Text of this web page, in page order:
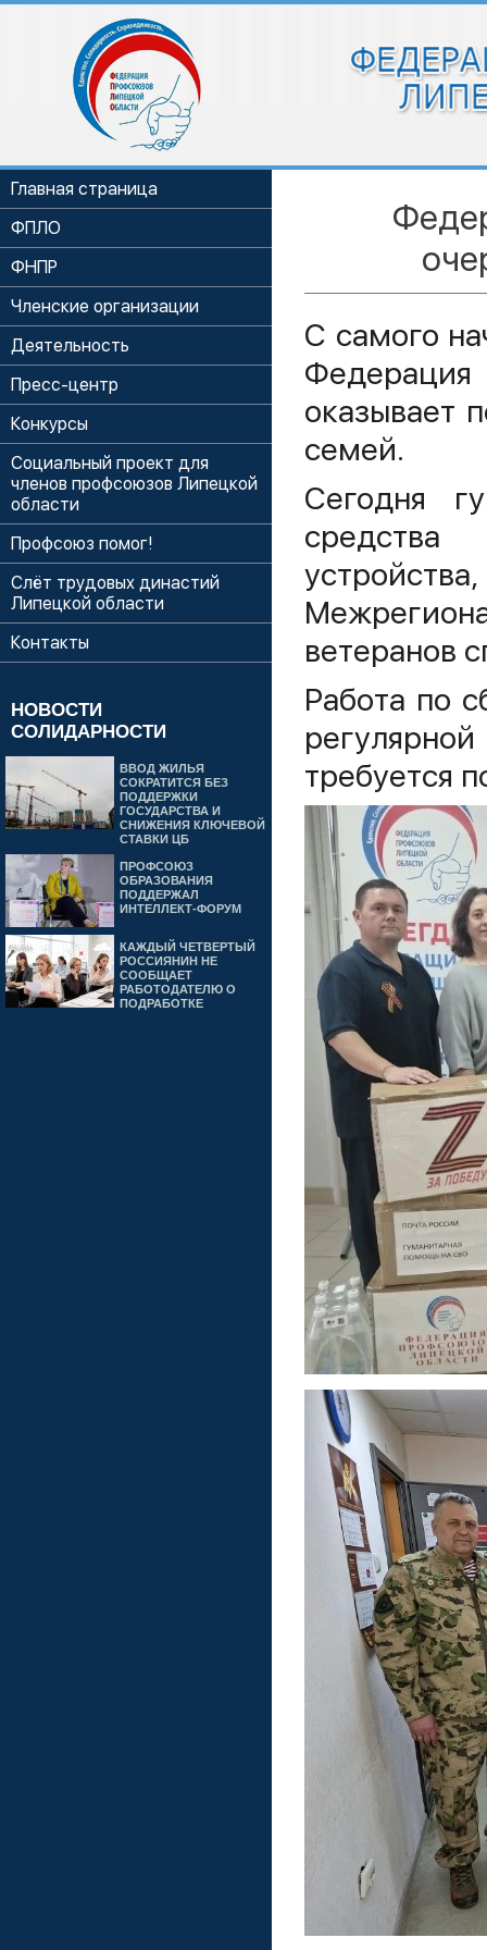
Главная страница
ФПЛО
ФНПР
Членские организации
Деятельность
Пресс-центр
Конкурсы
Социальный проект для
членов профсоюзов Липецкой
области
Профсоюз помог!
Слёт трудовых династий
Липецкой области
Контакты
НОВОСТИ
СОЛИДАРНОСТИ
ВВОД ЖИЛЬЯ
СОКРАТИТСЯ БЕЗ
ПОДДЕРЖКИ
ГОСУДАРСТВА И
СНИЖЕНИЯ КЛЮЧЕВОЙ
СТАВКИ ЦБ
ПРОФСОЮЗ
ОБРАЗОВАНИЯ
ПОДДЕРЖАЛ
ИНТЕЛЛЕКТ-ФОРУМ
КАЖДЫЙ ЧЕТВЕРТЫЙ
РОССИЯНИН НЕ
СООБЩАЕТ
РАБОТОДАТЕЛЮ О
ПОДРАБОТКЕ
С самого
оказывает
семей.
Сегодня
средства
ветеранов
Работа по
требуется